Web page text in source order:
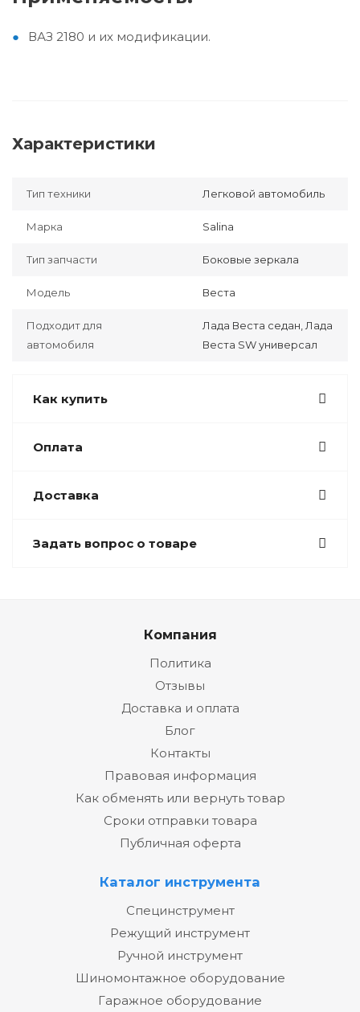
ВАЗ 2180 и их модификации.
Характеристики
Тип техники Легковой автомобиль
Марка Salina
Тип запчасти Боковые зеркала
Модель Веста
Подходит для
автомобиля
Лада Веста седан, Лада
Веста SW универсал
Как купить
Оплата
Доставка
Задать вопрос о товаре
Компания
Политика
Отзывы
Доставка и оплата
Блог
Контакты
Правовая информация
Как обменять или вернуть товар
Сроки отправки товара
Публичная оферта
Каталог инструмента
Специнструмент
Режущий инструмент
Ручной инструмент
Шиномонтажное оборудование
Гаражное оборудование